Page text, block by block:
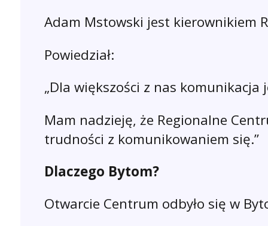
Adam Mstowski jest kierownikiem
Powiedział:
„Dla większości z nas
Mam nadzieję, że Regionalne
trudności z komunikowaniem się.”
Dlaczego Bytom?
Otwarcie Centrum odbyło się w